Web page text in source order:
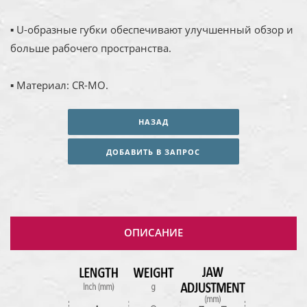
▪ U-образные губки обеспечивают улучшенный обзор и
больше рабочего пространства.
▪ Материал: CR-MO.
НАЗАД
ДОБАВИТЬ В ЗАПРОС
ОПИСАНИЕ